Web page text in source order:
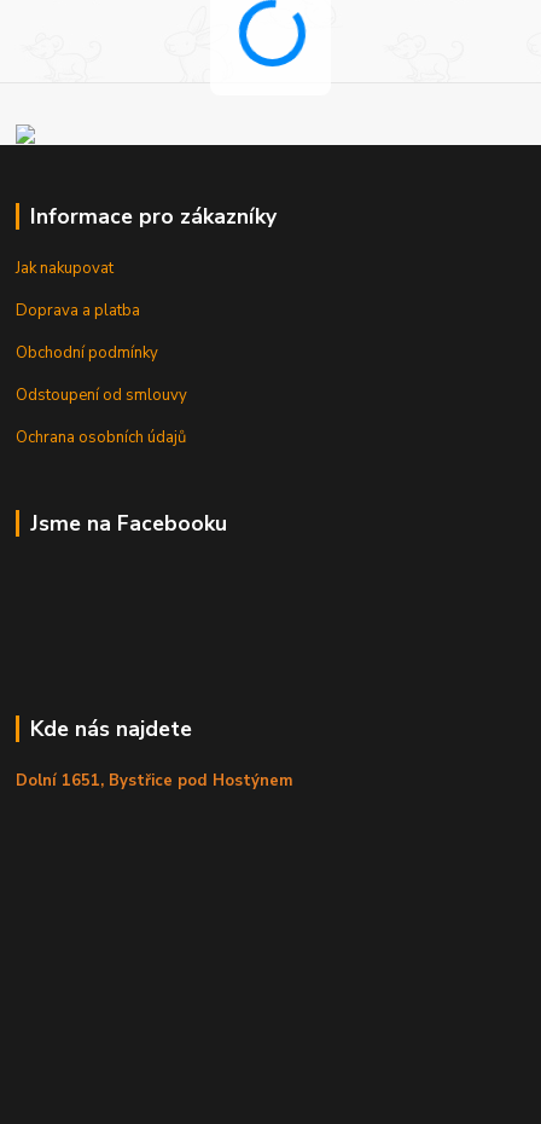
Informace pro zákazníky
Jak nakupovat
Doprava a platba
Obchodní podmínky
Odstoupení od smlouvy
Ochrana osobních údajů
Jsme na Facebooku
Kde nás najdete
Dolní 1651, Bystřice pod Hostýnem